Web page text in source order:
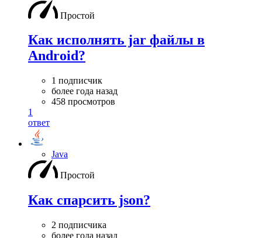
Простой
Как исполнять jar файлы в
Android?
1 подписчик
более года назад
458 просмотров
1
ответ
Java
Простой
Как спарсить json?
2 подписчика
более года назад